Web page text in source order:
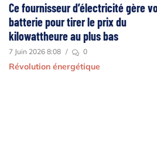
Ce fournisseur d’électricité gère
batterie pour tirer le prix du
kilowattheure au plus bas
7 Juin 2026 8:08 / 0
Révolution énergétique